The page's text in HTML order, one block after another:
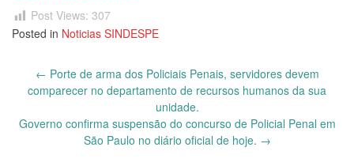
Post Views: 307
Posted in Noticias SINDESPE
Post
navigation
← Porte de arma dos Policiais Penais, servidores devem
comparecer no departamento de recursos humanos da sua
unidade.
Governo confirma suspensão do concurso de Policial Penal em
São Paulo no diário oficial de hoje. →